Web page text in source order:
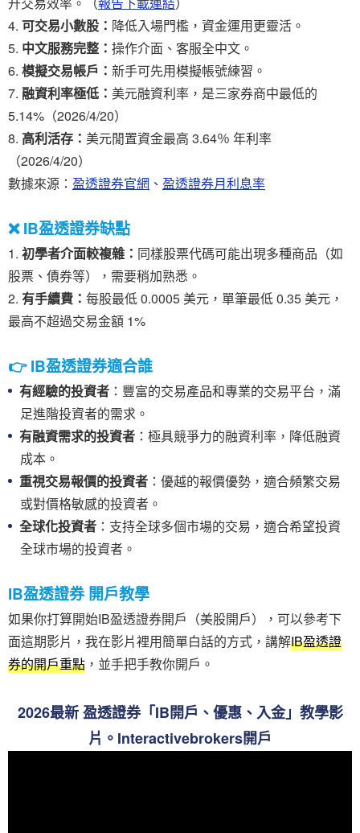
可交易小數股： 降低入場門檻，資金運用更靈活。
中文服務完整： 操作介面、客服全中文。
模擬交易帳戶： 新手可先用模擬帳號練習。
融資利率極低： 美元融資利率，是三家券商中最低的
5.14%（2026/4/20）
高利活存： 美元閒置資金最高 3.64％ 年利率
（2026/4/20）
數據來源： 盈透證券官網 、 盈透證券月利息率
❌ IB盈透證券缺點
初學者介面較複雜： 同樣股票代碼可能出現多種商品（如
股票、債券等），需要稍加熟悉。
有手續費： 每股最低 0.0005 美元，單筆最低 0.35 美元，
最高不超過交易金額 1%
👉 IB盈透證券適合誰
有經驗的投資者 ：豐富的交易產品和專業的交易平台，滿
足進階投資者的需求。
有融資需求的投資者 ：極具競爭力的融資利率，降低融資
成本。
重視交易報價的投資者 ：優越的報價優勢，適合頻繁交易
或對價格敏感的投資者。
全球化投資者 ：支持全球多個市場的交易，適合希望投資
全球市場的投資者。
IB盈透證券 開戶教學
如果你打算開始IB盈透證券開戶（美股開戶），可以參考下
面這期影片，我在影片裡用簡單白話的方式，講解IB盈透證
券的開戶重點 ，並手把手教你開戶。
2026最新 盈透證券「IB開戶、優惠、入金」教學影
片。Interactivebrokers開戶